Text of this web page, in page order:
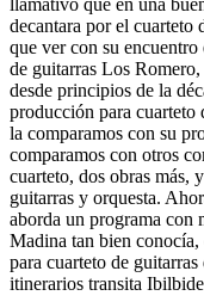
decantara por el cuarteto
que ver con su
de guitarras Los
desde principios de la
producción para cuarteto
la comparamos con su
comparamos con otros
cuarteto, dos obras más,
guitarras y orquesta.
aborda un programa con
Madina tan bien
para cuarteto de
itinerarios transita